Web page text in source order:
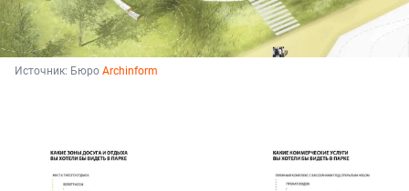
Источник: Бюро Archinform